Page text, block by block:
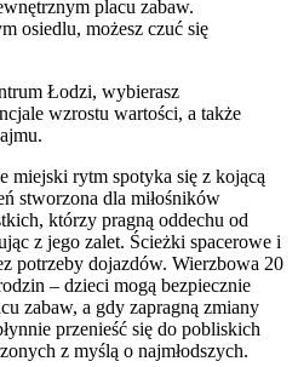
placu zabaw.
osiedlu, możesz czuć się
Łodzi, wybierasz
wzrostu wartości, a także
miejski rytm spotyka się z kojącą
stworzona dla miłośników
którzy pragną oddechu od
z jego zalet. Ścieżki spacerowe i
potrzeby dojazdów. Wierzbowa 20
– dzieci mogą bezpiecznie
zabaw, a gdy zapragną zmiany
przenieść się do pobliskich
z myślą o najmłodszych.